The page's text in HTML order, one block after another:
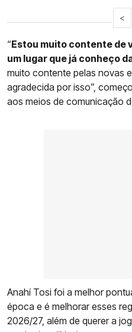
<
“Estou muito contente de
um lugar que já conheço
muito contente pelas novas
agradecida por isso”,
aos meios de comunicação
Anahí Tosi foi a melhor
época e é melhorar esses
2026/27, além de querer a